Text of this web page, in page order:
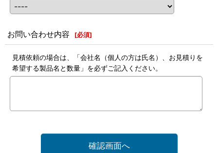
お問い合わせ内容 [必須]
見積依頼の場合は、「会社名（個人の方は氏名）、お見積りを
希望する製品名と数量」を必ずご記入ください。
確認画面へ